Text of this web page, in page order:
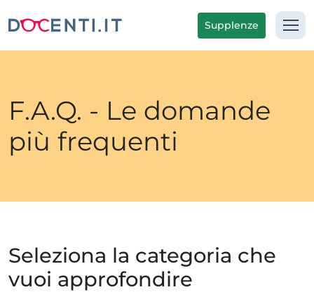
Supplenze
F.A.Q. - Le domande
più frequenti
Seleziona la categoria che
vuoi approfondire